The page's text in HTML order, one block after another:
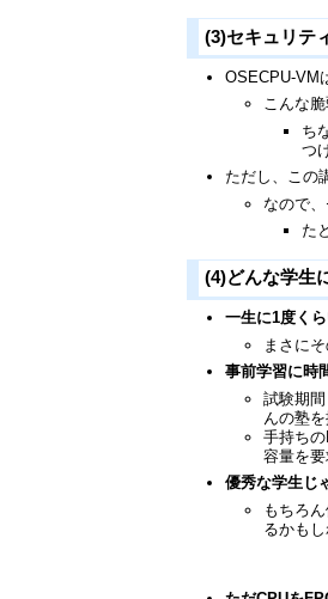
(3)セキュリテ
OSECPU-VM
こんな
ち
つ
ただし、この
なので
た
(4)どんな学生
一生に1度く
まさに
事前学習に時
試験期
んの塾
手持ち
容量を
優秀な学生じ
もちろ
るかも